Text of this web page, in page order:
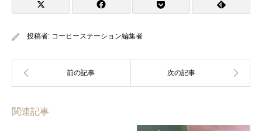
投稿者: コーヒーステーション編集者
関連記事